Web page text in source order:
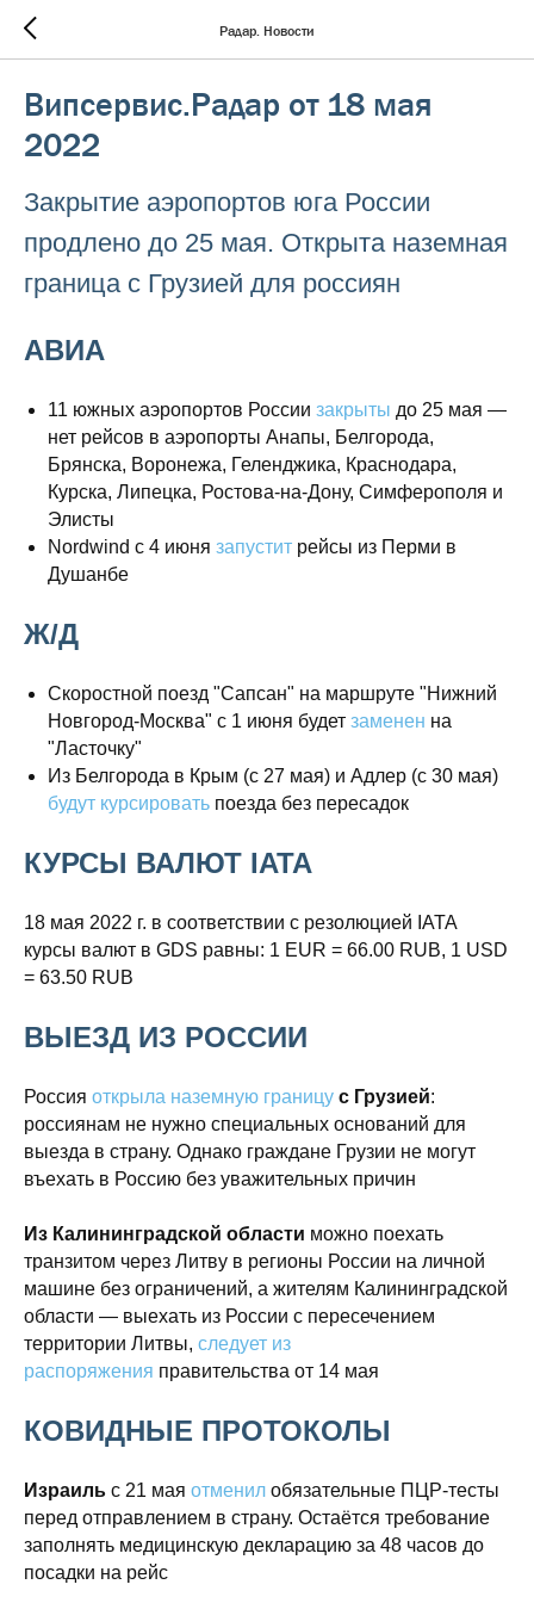
Радар. Новости
Випсервис.Радар от 18 мая
2022
Закрытие аэропортов юга России
продлено до 25 мая. Открыта наземная
граница с Грузией для россиян
АВИА
11 южных аэропортов России закрыты до 25 мая —
нет рейсов в аэропорты Анапы, Белгорода,
Брянска, Воронежа, Геленджика, Краснодара,
Курска, Липецка, Ростова-на-Дону, Симферополя и
Элисты
Nordwind с 4 июня запустит рейсы из Перми в
Душанбе
Ж/Д
Скоростной поезд "Сапсан" на маршруте "Нижний
Новгород-Москва" с 1 июня будет заменен на
"Ласточку"
Из Белгорода в Крым (с 27 мая) и Адлер (с 30 мая)
будут курсировать поезда без пересадок
КУРСЫ ВАЛЮТ IATA
18 мая 2022 г. в соответствии с резолюцией IATA
курсы валют в GDS равны: 1 EUR = 66.00 RUB, 1 USD
= 63.50 RUB
ВЫЕЗД ИЗ РОССИИ
Россия открыла наземную границу с Грузией:
россиянам не нужно специальных оснований для
выезда в страну. Однако граждане Грузии не могут
въехать в Россию без уважительных причин
Из Калининградской области можно поехать
транзитом через Литву в регионы России на личной
машине без ограничений, а жителям Калининградской
области — выехать из России с пересечением
территории Литвы, следует из
распоряжения правительства от 14 мая
КОВИДНЫЕ ПРОТОКОЛЫ
Израиль с 21 мая отменил обязательные ПЦР-тесты
перед отправлением в страну. Остаётся требование
заполнять медицинскую декларацию за 48 часов до
посадки на рейс